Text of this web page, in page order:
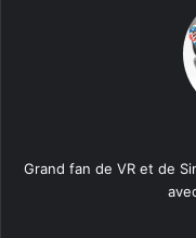
Grand fan de VR et de